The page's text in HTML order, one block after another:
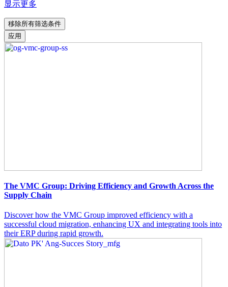
显示更多
移除所有筛选条件
应用
The VMC Group: Driving Efficiency and Growth Across the
Supply Chain
Discover how the VMC Group improved efficiency with a
successful cloud migration, enhancing UX and integrating tools into
their ERP during rapid growth.